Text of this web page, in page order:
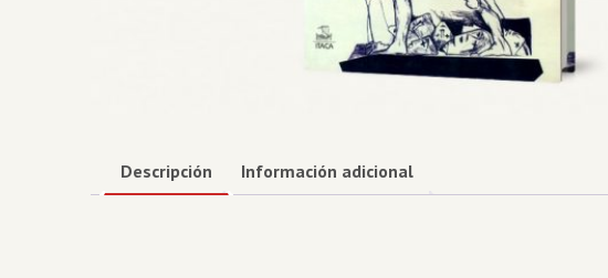
Descripción Información adicional